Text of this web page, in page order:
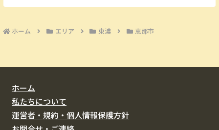
ホーム エリア 東濃 恵那市
ホーム
私たちについて
運営者・規約・個人情報保護方針